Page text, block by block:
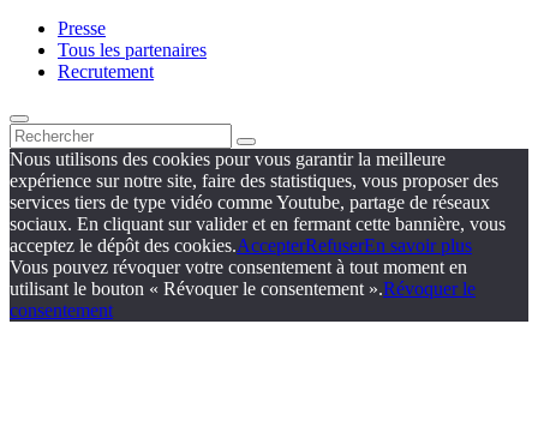
Presse
Tous les partenaires
Recrutement
Nous utilisons des cookies pour vous garantir la meilleure
expérience sur notre site, faire des statistiques, vous proposer des
services tiers de type vidéo comme Youtube, partage de réseaux
sociaux. En cliquant sur valider et en fermant cette bannière, vous
acceptez le dépôt des cookies.AccepterRefuserEn savoir plus
Vous pouvez révoquer votre consentement à tout moment en
utilisant le bouton « Révoquer le consentement ».Révoquer le
consentement